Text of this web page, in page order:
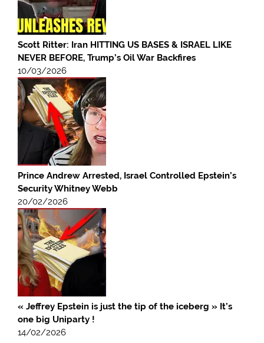
Scott Ritter: Iran HITTING US BASES & ISRAEL LIKE
NEVER BEFORE, Trump’s Oil War Backfires
10/03/2026
Prince Andrew Arrested, Israel Controlled Epstein’s
Security Whitney Webb
20/02/2026
« Jeffrey Epstein is just the tip of the iceberg » It’s
one big Uniparty !
14/02/2026